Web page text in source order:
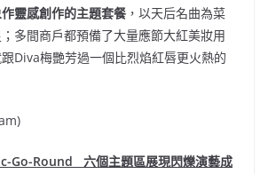
靈感創作的主題套餐 ，以天后名曲為菜
多間商戶都預備了大量應節大紅美妝用
Diva梅艷芳過一個比烈焰紅唇更火熱的
Go-Round 六個主題區展現閃爍演藝成